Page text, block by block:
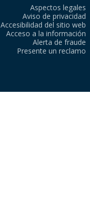
Aspectos legales
Aviso de privacidad
Accesibilidad del sitio web
Acceso a la información
Alerta de fraude
Presente un reclamo